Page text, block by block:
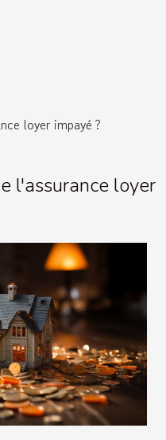
loyer impayé ?
l'assurance loyer